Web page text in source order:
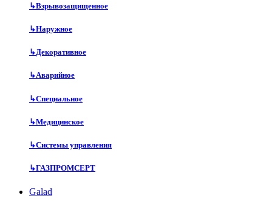
↳Взрывозащищенное
↳Наружное
↳Декоративное
↳Аварийное
↳Специальное
↳Медицинское
↳Системы управления
↳ГАЗПРОМСЕРТ
Galad